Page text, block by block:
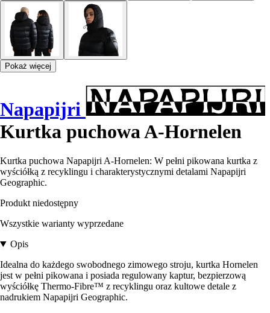
Pokaż więcej
Napapijri
Kurtka puchowa A-Hornelen
Kurtka puchowa Napapijri A-Hornelen: W pełni pikowana kurtka z
wyściółką z recyklingu i charakterystycznymi detalami Napapijri
Geographic.
Produkt niedostępny
Wszystkie warianty wyprzedane
Opis
Idealna do każdego swobodnego zimowego stroju, kurtka Hornelen
jest w pełni pikowana i posiada regulowany kaptur, bezpierzową
wyściółkę Thermo-Fibre™ z recyklingu oraz kultowe detale z
nadrukiem Napapijri Geographic.